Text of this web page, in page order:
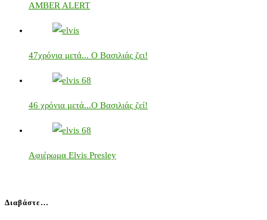
AMBER ALERT
47χρόνια μετά... Ο Βασιλιάς ζει!
46 χρόνια μετά...Ο Βασιλιάς ζεί!
Αφιέρωμα Elvis Presley
Διαβάστε…